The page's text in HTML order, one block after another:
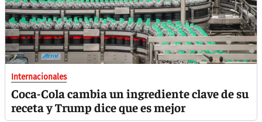
Internacionales
Coca-Cola cambia un ingrediente clave de su
receta y Trump dice que es mejor